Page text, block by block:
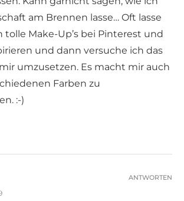
am Brennen lasse… Oft lasse
Make-Up’s bei Pinterest und
und dann versuche ich das
umzusetzen. Es macht mir auch
Farben zu
:-)
ANTWORTEN